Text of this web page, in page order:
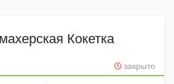
Кокетка
закрыто